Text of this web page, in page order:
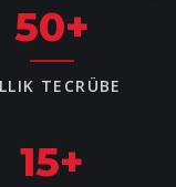
50+
TECRÜBE
15+